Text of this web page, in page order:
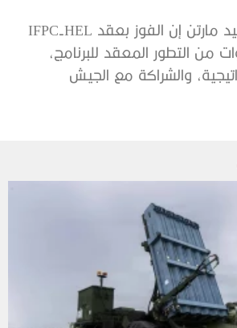
وقالت شركة لوكهيد مارتن إن الفوز بعقد IFPC-HEL
من التطور المعقد للبرنامج،
والشراكة مع الجيش